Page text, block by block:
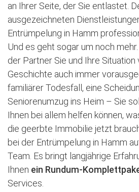
an Ihrer Seite, der Sie entlastet.
ausgezeichneten
Entrümpelung in Hamm
Und es geht sogar um noch
der Partner Sie und Ihre
Geschichte auch immer
familiärer Todesfall, eine
Seniorenumzug ins Heim – Sie
Ihnen bei allem helfen können,
die geerbte Immobilie jetzt
bei der Entrümpelung in Hamm
Team. Es bringt langjährige
Ihnen ein Rundum-
Services.